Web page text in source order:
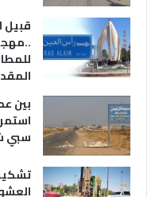
قبيل
بين
سبي